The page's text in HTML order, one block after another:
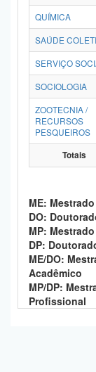
QUÍMICA
SAÚDE
SERVIÇO
SOCIOLOGIA
ZOOTECNIA /
RECURSOS
PESQUEIROS
Totais
ME:
DO:
MP:
DP:
ME/DO:
Acadêmico
MP/DP:
Profissional